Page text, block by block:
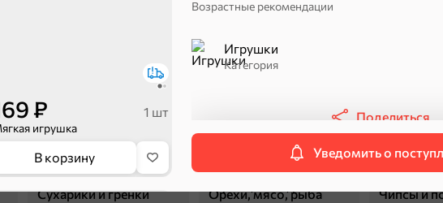
₽ 1 шт
игрушка
В корзину
Возрастные рекомендации
Игрушки
Категория
Поделиться
Уведомить о
Сухарики и гренки Орехи, мясо, рыба Чипсы и